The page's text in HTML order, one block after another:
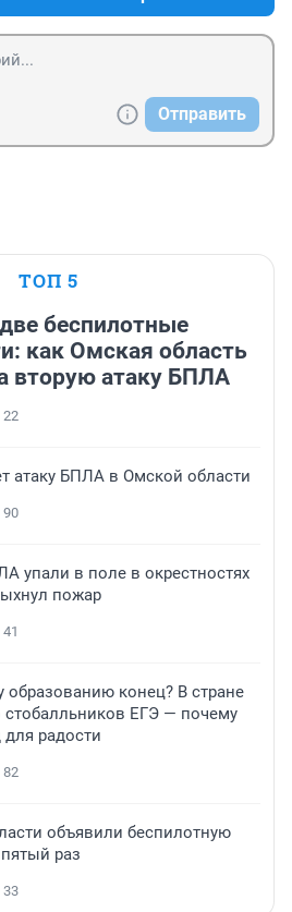
Отправить
ТОП 5
беспилотные
как Омская область
вторую атаку БПЛА
22
атаку БПЛА в Омской области
90
упали в поле в окрестностях
пожар
41
образованию конец? В стране
стобалльников ЕГЭ — почему
радости
82
объявили беспилотную
раз
33